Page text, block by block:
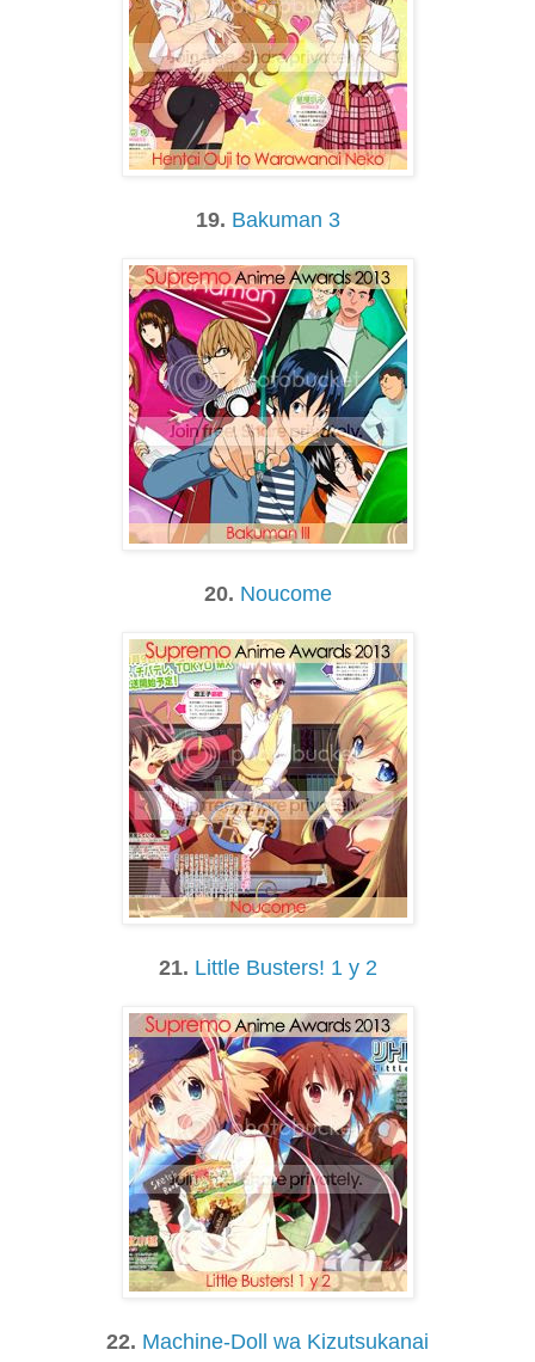
19. Bakuman 3
20. Noucome
21. Little Busters! 1 y 2
22. Machine-Doll wa Kizutsukanai